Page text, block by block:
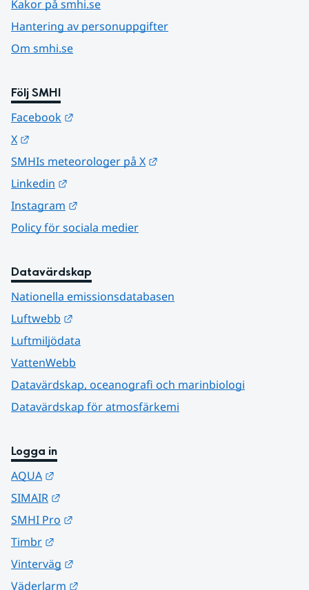
Kakor på smhi.se
Hantering av personuppgifter
Om smhi.se
Följ SMHI
Facebook
X
SMHIs meteorologer på X
Linkedin
Instagram
Policy för sociala medier
Datavärdskap
Nationella emissionsdatabasen
Luftwebb
Luftmiljödata
VattenWebb
Datavärdskap, oceanografi och marinbiologi
Datavärdskap för atmosfärkemi
Logga in
AQUA
SIMAIR
SMHI Pro
Timbr
Vinterväg
Väderlarm